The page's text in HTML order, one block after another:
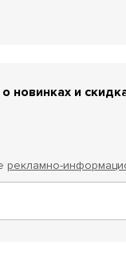
новинках и
рекламно-